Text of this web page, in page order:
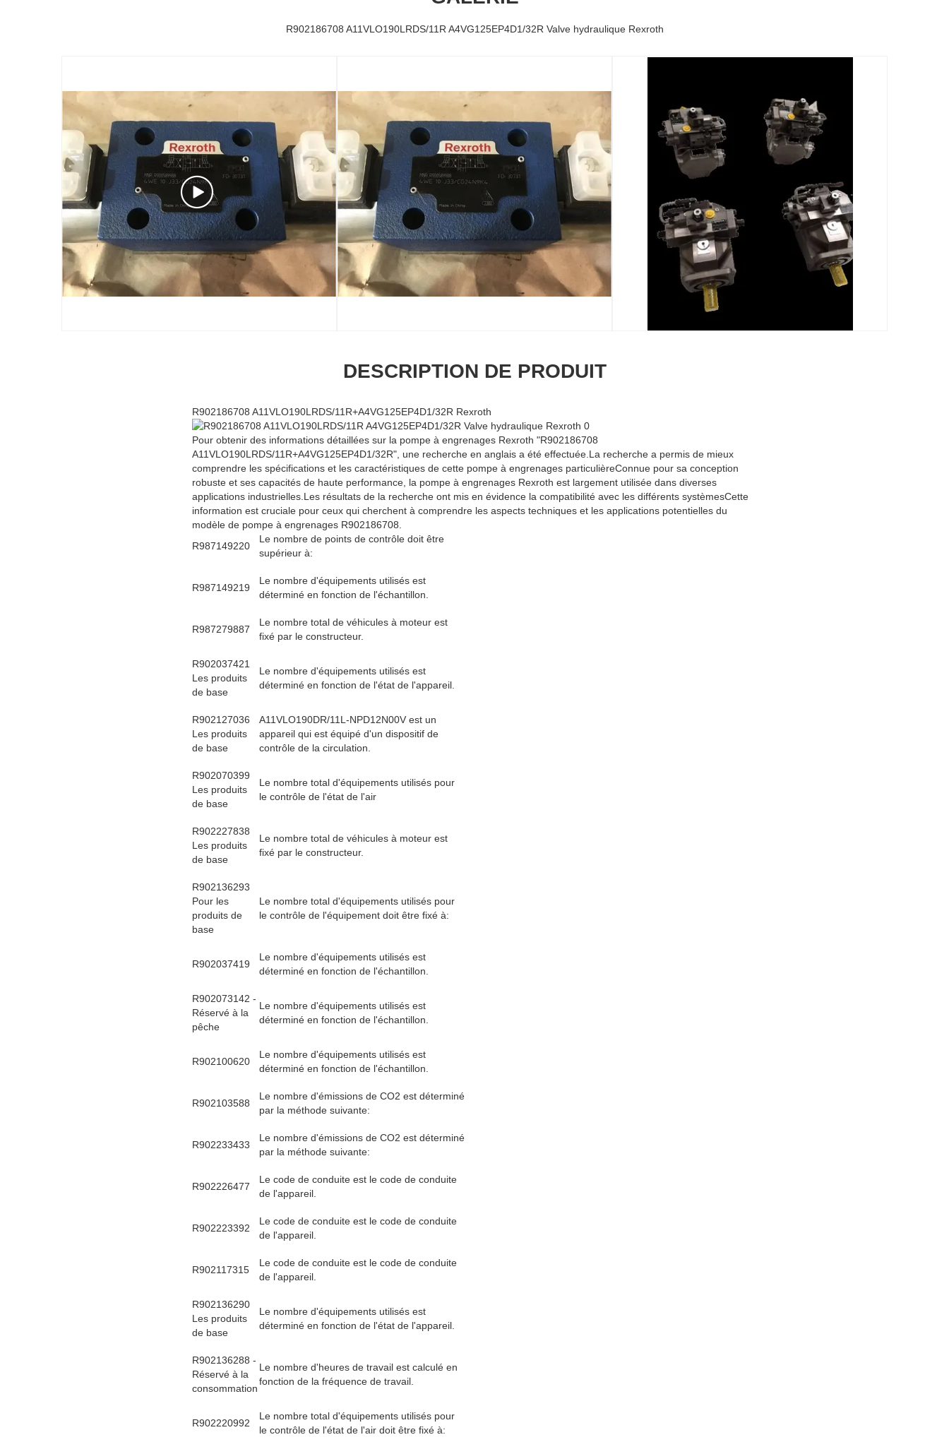
R902186708 A11VLO190LRDS/11R A4VG125EP4D1/32R Valve hydraulique Rexroth
DESCRIPTION DE PRODUIT
R902186708 A11VLO190LRDS/11R+A4VG125EP4D1/32R Rexroth
Pour obtenir des informations détaillées sur la pompe à engrenages Rexroth "R902186708
A11VLO190LRDS/11R+A4VG125EP4D1/32R", une recherche en anglais a été effectuée.La recherche a permis de mieux
comprendre les spécifications et les caractéristiques de cette pompe à engrenages particulièreConnue pour sa conception
robuste et ses capacités de haute performance, la pompe à engrenages Rexroth est largement utilisée dans diverses
applications industrielles.Les résultats de la recherche ont mis en évidence la compatibilité avec les différents systèmesCette
information est cruciale pour ceux qui cherchent à comprendre les aspects techniques et les applications potentielles du
modèle de pompe à engrenages R902186708.
R987149220
Le nombre de points de contrôle doit être
supérieur à:
R987149219
Le nombre d'équipements utilisés est
déterminé en fonction de l'échantillon.
R987279887
Le nombre total de véhicules à moteur est
fixé par le constructeur.
R902037421
Les produits
de base
Le nombre d'équipements utilisés est
déterminé en fonction de l'état de l'appareil.
R902127036
Les produits
de base
A11VLO190DR/11L-NPD12N00V est un
appareil qui est équipé d'un dispositif de
contrôle de la circulation.
R902070399
Les produits
de base
Le nombre total d'équipements utilisés pour
le contrôle de l'état de l'air
R902227838
Les produits
de base
Le nombre total de véhicules à moteur est
fixé par le constructeur.
R902136293
Pour les
produits de
base
Le nombre total d'équipements utilisés pour
le contrôle de l'équipement doit être fixé à:
R902037419
Le nombre d'équipements utilisés est
déterminé en fonction de l'échantillon.
R902073142 -
Réservé à la
pêche
Le nombre d'équipements utilisés est
déterminé en fonction de l'échantillon.
R902100620
Le nombre d'équipements utilisés est
déterminé en fonction de l'échantillon.
R902103588
Le nombre d'émissions de CO2 est déterminé
par la méthode suivante:
R902233433
Le nombre d'émissions de CO2 est déterminé
par la méthode suivante:
R902226477
Le code de conduite est le code de conduite
de l'appareil.
R902223392
Le code de conduite est le code de conduite
de l'appareil.
R902117315
Le code de conduite est le code de conduite
de l'appareil.
R902136290
Les produits
de base
Le nombre d'équipements utilisés est
déterminé en fonction de l'état de l'appareil.
R902136288 -
Réservé à la
consommation
Le nombre d'heures de travail est calculé en
fonction de la fréquence de travail.
R902220992
Le nombre total d'équipements utilisés pour
le contrôle de l'état de l'air doit être fixé à: